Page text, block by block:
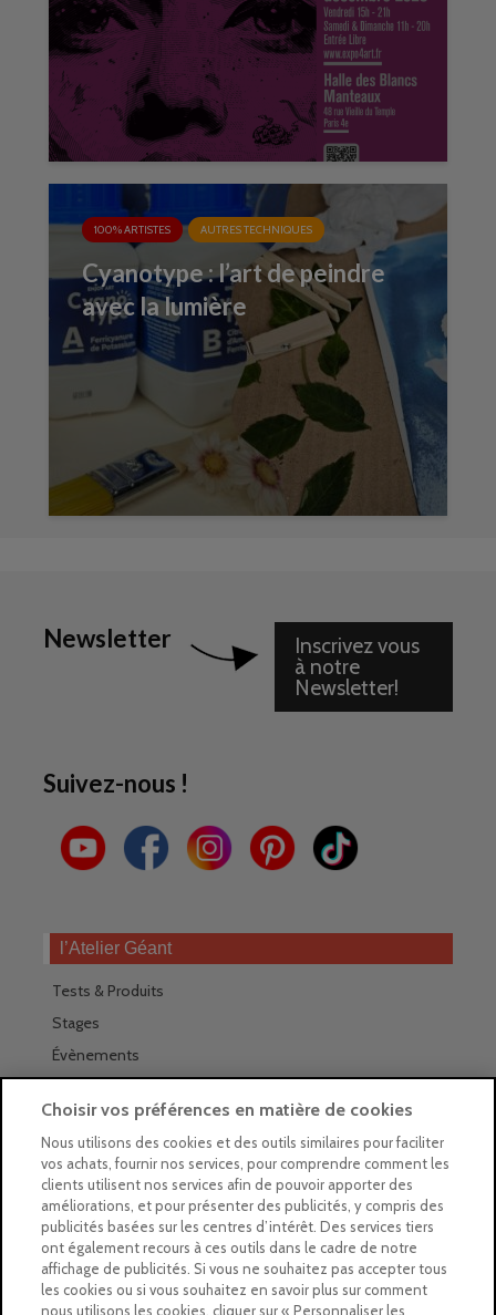
100% ARTISTES AUTRES TECHNIQUES
Cyanotype : l’art de peindre
avec la lumière
Newsletter
Inscrivez vous
à notre
Newsletter!
Suivez-nous !
l’Atelier Géant
Tests & Produits
Stages
Évènements
Trouver nos magasins
La newsletter des magasins
Feuilleter le Guide
Gratuit : intégrer le Guide
Marques Beaux-Arts
Choisir vos préférences en matière de cookies
Nous utilisons des cookies et des outils similaires pour faciliter
vos achats, fournir nos services, pour comprendre comment les
clients utilisent nos services afin de pouvoir apporter des
améliorations, et pour présenter des publicités, y compris des
publicités basées sur les centres d’intérêt. Des services tiers
ont également recours à ces outils dans le cadre de notre
affichage de publicités. Si vous ne souhaitez pas accepter tous
les cookies ou si vous souhaitez en savoir plus sur comment
nous utilisons les cookies, cliquer sur « Personnaliser les